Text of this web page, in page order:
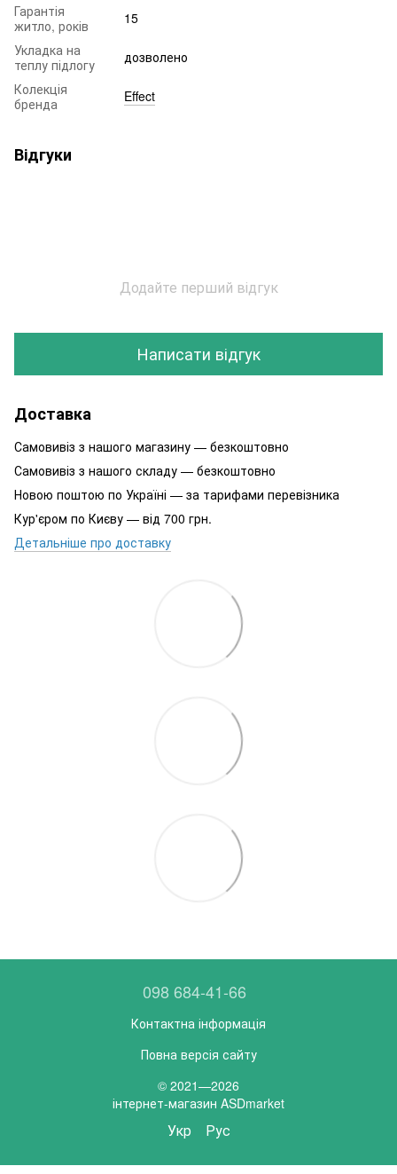
Гарантія
житло, років
15
Укладка на
теплу підлогу
дозволено
Колекція
бренда
Effect
Відгуки
Додайте перший відгук
Написати відгук
Доставка
Самовивіз з нашого магазину — безкоштовно
Самовивіз з нашого складу — безкоштовно
Новою поштою по Україні — за тарифами перевізника
Кур'єром по Києву — від 700 грн.
Детальніше про доставку
098 684-41-66
Контактна інформація
Повна версія сайту
© 2021—2026
інтернет-магазин ASDmarket
Укр Рус